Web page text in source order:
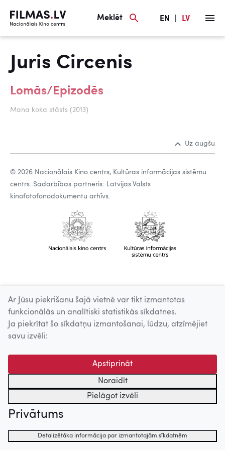
Meklēt EN LV
Juris Circenis
Lomās/Epizodēs
Mana koka stāsts (2013)
Uz augšu
© 2026 Nacionālais Kino centrs, Kultūras informācijas sistēmu
centrs. Sadarbības partneris: Latvijas Valsts
kinofotofonodokumentu arhīvs.
Ar Jūsu piekrišanu šajā vietnē var tikt izmantotas
funkcionālās un analītiski statistikās sīkdatnes.
Ja piekrītat šo sīkdatņu izmantošanai, lūdzu, atzīmējiet
savu izvēli:
Apstiprināt
Noraidīt
Pielāgot izvēli
Privātums
Detalizētāka informācija par izmantotajām sīkdatnēm